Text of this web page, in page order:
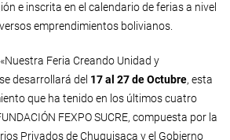
e inscrita en el calendario de ferias a nivel
emprendimientos bolivianos.
Feria Creando Unidad y
desarrollará del 17 al 27 de Octubre, esta
que ha tenido en los últimos cuatro
FEXPO SUCRE, compuesta por la
Privados de Chuquisaca y el Gobierno